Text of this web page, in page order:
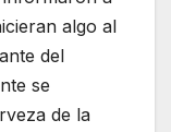
algo al
del
se
de la